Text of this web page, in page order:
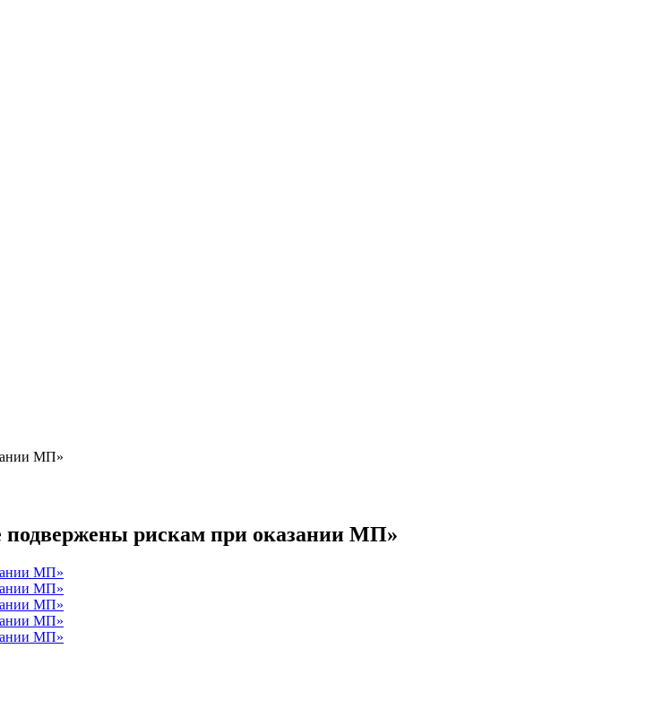
МП»
подвержены рискам при оказании МП»